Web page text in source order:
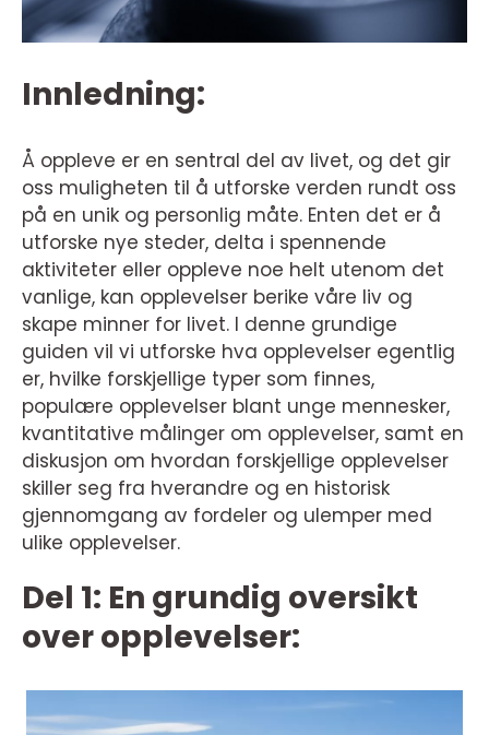
Innledning:
Å oppleve er en sentral del av livet, og det gir
oss muligheten til å utforske verden rundt oss
på en unik og personlig måte. Enten det er å
utforske nye steder, delta i spennende
aktiviteter eller oppleve noe helt utenom det
vanlige, kan opplevelser berike våre liv og
skape minner for livet. I denne grundige
guiden vil vi utforske hva opplevelser egentlig
er, hvilke forskjellige typer som finnes,
populære opplevelser blant unge mennesker,
kvantitative målinger om opplevelser, samt en
diskusjon om hvordan forskjellige opplevelser
skiller seg fra hverandre og en historisk
gjennomgang av fordeler og ulemper med
ulike opplevelser.
Del 1: En grundig oversikt
over opplevelser: